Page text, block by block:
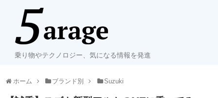
乗り物やテクノロジー、気になる情報を発進
ホーム ブランド別 Suzuki